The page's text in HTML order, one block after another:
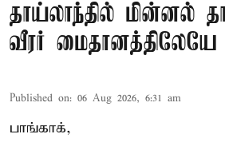
தாய்லாந்தில் மின்னல்
வீரர் மைதானத்திலேயே
Published on: 06 Aug 2026, 6:31 am
பாங்காக்,